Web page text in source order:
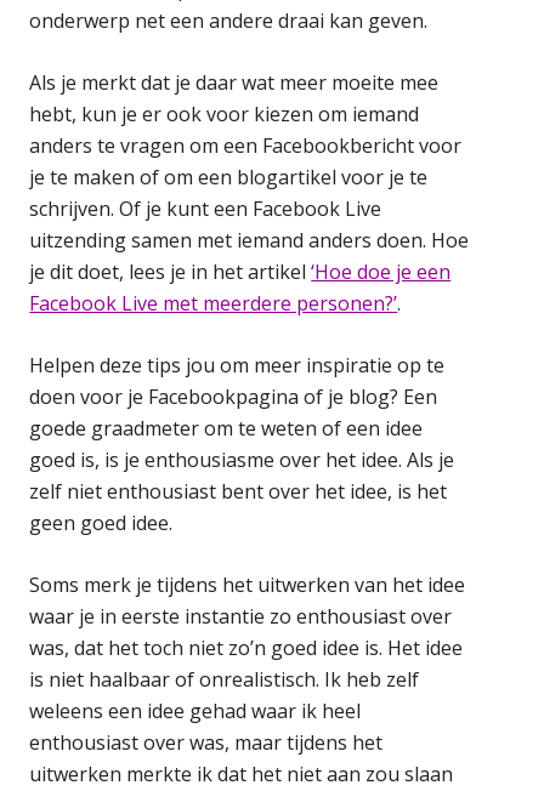
onderwerp net een andere draai kan geven.
Als je merkt dat je daar wat meer moeite mee
hebt, kun je er ook voor kiezen om iemand
anders te vragen om een Facebookbericht voor
je te maken of om een blogartikel voor je te
schrijven. Of je kunt een Facebook Live
uitzending samen met iemand anders doen. Hoe
je dit doet, lees je in het artikel‘Hoe doe je een
Facebook Live met meerdere personen?’.
Helpen deze tips jou om meer inspiratie op te
doen voor je Facebookpagina of je blog? Een
goede graadmeter om te weten of een idee
goed is, is je enthousiasme over het idee. Als je
zelf niet enthousiast bent over het idee, is het
geen goed idee.
Soms merk je tijdens het uitwerken van het idee
waar je in eerste instantie zo enthousiast over
was, dat het toch niet zo’n goed idee is. Het idee
is niet haalbaar of onrealistisch. Ik heb zelf
weleens een idee gehad waar ik heel
enthousiast over was, maar tijdens het
uitwerken merkte ik dat het niet aan zou slaan